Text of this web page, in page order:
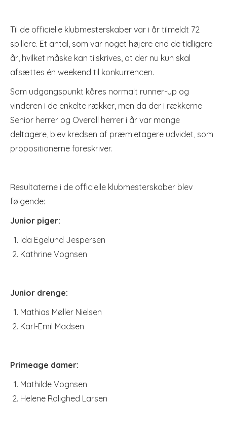
Til de officielle klubmesterskaber var i år tilmeldt 72
spillere. Et antal, som var noget højere end de tidligere
år, hvilket måske kan tilskrives, at der nu kun skal
afsættes én weekend til konkurrencen.
Som udgangspunkt kåres normalt runner-up og
vinderen i de enkelte rækker, men da der i rækkerne
Senior herrer og Overall herrer i år var mange
deltagere, blev kredsen af præmietagere udvidet, som
propositionerne foreskriver.
Resultaterne i de officielle klubmesterskaber blev
følgende:
Junior piger:
Ida Egelund Jespersen
Kathrine Vognsen
Junior drenge:
Mathias Møller Nielsen
Karl-Emil Madsen
Primeage damer:
Mathilde Vognsen
Helene Rolighed Larsen